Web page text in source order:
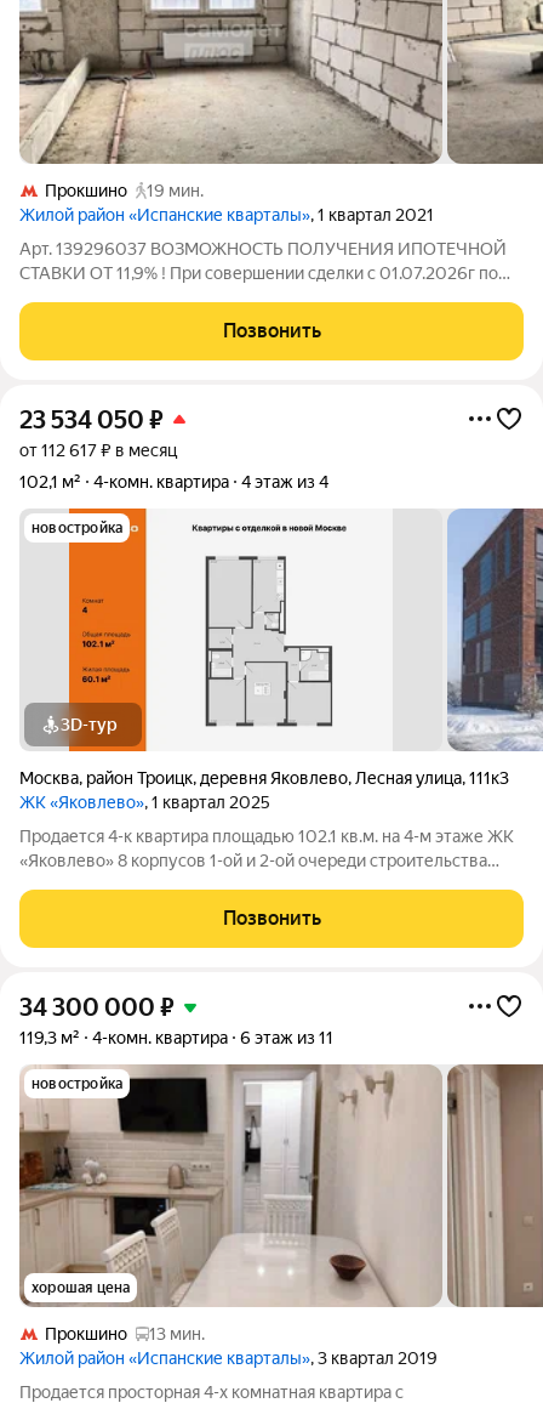
Прокшино
19 мин.
Жилой район «Испанские кварталы», 1 квартал 2021
Арт. 139296037 ВОЗМОЖНОСТЬ ПОЛУЧЕНИЯ ИПОТЕЧНОЙ
СТАВКИ ОТ 11,9% ! При совершении сделки с 01.07.2026г по
ПОЕЗДКУ В ТУРЦИЮ на 8 дней на двоих (проживание, завтрак
и экскурсии) !!! Предлагаем просторную
Позвонить
23 534 050 ₽
от 112 617 ₽ в месяц
102,1 м²
4-комн. квартира 4 этаж из 4
новостройка
3D-тур
Москва, район Троицк, деревня Яковлево, Лесная улица,111к3
ЖК «Яковлево», 1 квартал 2025
Продается 4-к квартира площадью 102.1 кв.м. на 4-м этаже ЖК
«Яковлево» 8 корпусов 1-ой и 2-ой очереди строительства
проект для тех, кому близка энергия природы в сочетании с
инновационными
Позвонить
34 300 000 ₽
119,3 м² 4-комн. квартира 6 этаж из 11
новостройка
хорошая цена
Прокшино
13 мин.
Жилой район «Испанские кварталы», 3 квартал 2019
Продается просторная 4-х комнатная квартира с